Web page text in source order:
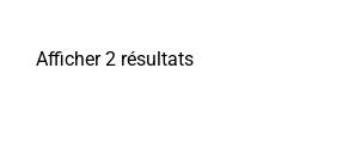
Afficher 2 résultats